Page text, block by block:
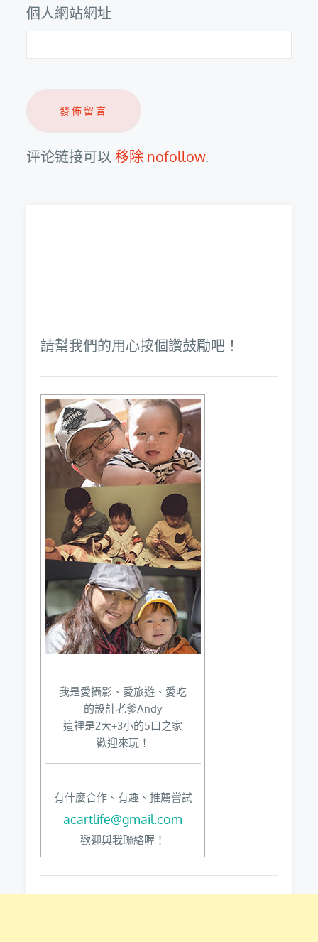
個人網站網址
评论链接可以移除 nofollow.
請幫我們的用心按個讚鼓勵吧！
我是愛攝影、愛旅遊、愛吃
的設計老爹Andy
這裡是2大+3小的5口之家
歡迎來玩！
有什麼合作、有趣、推薦嘗試
acartlife@gmail.com
歡迎與我聯絡喔！